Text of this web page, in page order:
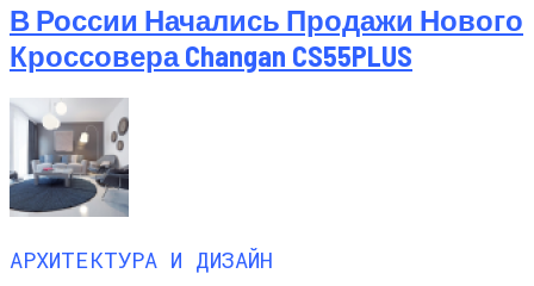
В России Начались Продажи Нового
Кроссовера Changan CS55PLUS
АРХИТЕКТУРА И ДИЗАЙН